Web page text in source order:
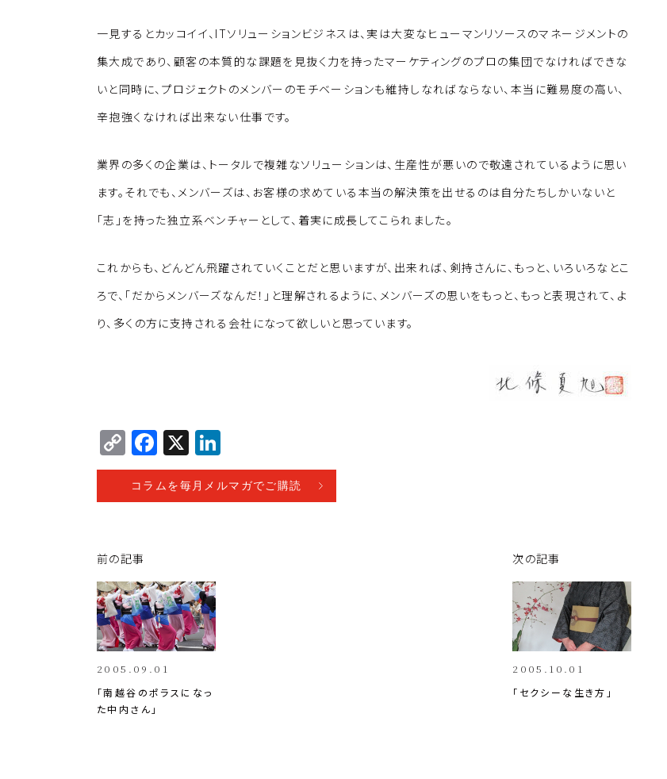
一見するとカッコイイ、ITソリューションビジネスは、実は大変なヒューマンリソースのマネージメントの
集大成であり、顧客の本質的な課題を見抜く力を持ったマーケティングのプロの集団でなければできな
いと同時に、プロジェクトのメンバーのモチベーションも維持しなればならない、本当に難易度の高い、
辛抱強くなければ出来ない仕事です。
業界の多くの企業は、トータルで複雑なソリューションは、生産性が悪いので敬遠されているように思い
ます。それでも、メンバーズは、お客様の求めている本当の解決策を出せるのは自分たちしかいないと
「志」を持った独立系ベンチャーとして、着実に成長してこられました。
これからも、どんどん飛躍されていくことだと思いますが、出来れば、剣持さんに、もっと、いろいろなとこ
ろで、「だからメンバーズなんだ！」と理解されるように、メンバーズの思いをもっと、もっと表現されて、よ
り、多くの方に支持される会社になって欲しいと思っています。
C
o
p
Li
n
k
F
a
c
o
k
X
n
k
コラムを毎月メルマガでご購読
前の記事
2005.09.01
「南越谷のポラスになっ
た中内さん」
次の記事
2005.10.01
「セクシーな生き方」